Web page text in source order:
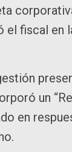
fiscal en
un
en